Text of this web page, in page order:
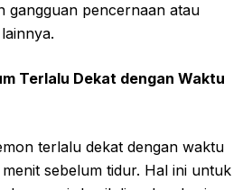
gangguan pencernaan atau
Terlalu Dekat dengan Waktu
terlalu dekat dengan waktu
sebelum tidur. Hal ini untuk